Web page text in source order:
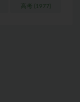
高考 (1977)